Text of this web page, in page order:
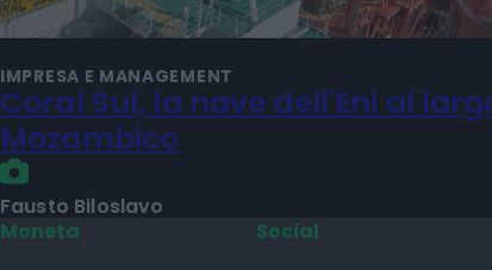
IMPRESA E MANAGEMENT
Coral Sul, la nave dell'Eni al
Mozambico